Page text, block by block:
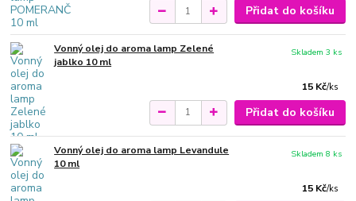
Přidat do košíku
Vonný olej do aroma lamp Zelené
jablko 10 ml
15 Kč/ks
Skladem 3 ks
Přidat do košíku
Vonný olej do aroma lamp Levandule
10 ml
15 Kč/ks
Skladem 8 ks